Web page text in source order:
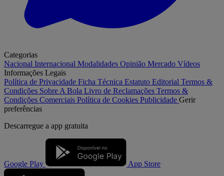
Categorias
Nacional Internacional Modalidades Opinião Mercado Vídeos
Informações Legais
Política de Privacidade Ficha Técnica Estatuto Editorial Termos &
Condições Sobre A Bola Livro de Reclamações Termos &
Condições Comerciais Política de Cookies Publicidade Gerir
preferências
Descarregue a app gratuita
Google Play App Store